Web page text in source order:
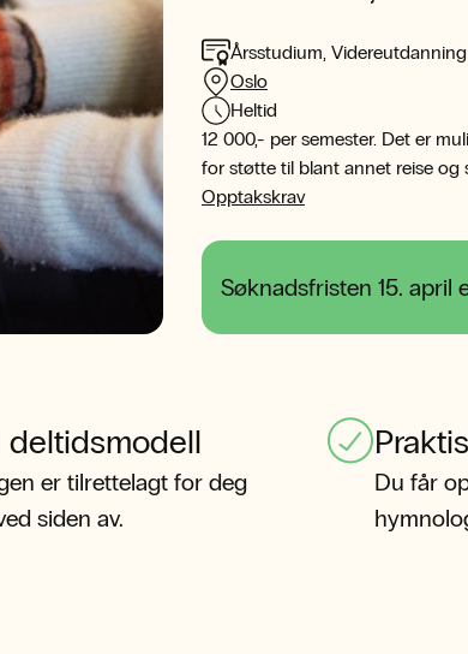
Årsstudium,
Oslo
Heltid
12 000,- per semester. Det er
for støtte til blant annet reise og
Opptakskrav
Søknadsfristen 15.
deltidsmodell
er tilrettelagt for deg
siden av.
Du får